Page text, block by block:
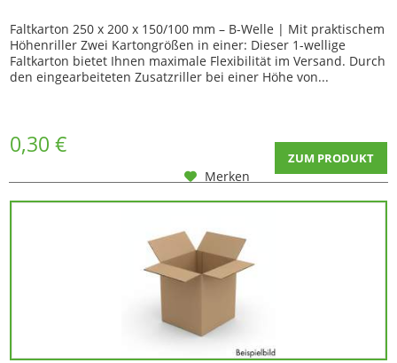
Faltkarton 250 x 200 x 150/100 mm – B-Welle | Mit praktischem
Höhenriller Zwei Kartongrößen in einer: Dieser 1-wellige
Faltkarton bietet Ihnen maximale Flexibilität im Versand. Durch
den eingearbeiteten Zusatzriller bei einer Höhe von...
0,30 € ZUM PRODUKT
Merken